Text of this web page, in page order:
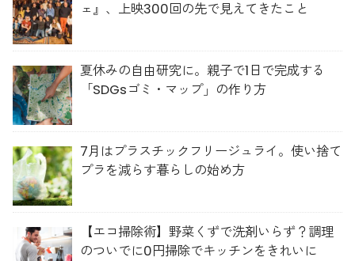
ェ』、上映300回の先で見えてきたこと
夏休みの自由研究に。親子で1日で完成する
「SDGsゴミ・マップ」の作り方
7月はプラスチックフリージュライ。使い捨て
プラを減らす暮らしの始め方
【エコ掃除術】野菜くずで洗剤いらず？調理
のついでに0円掃除でキッチンをきれいに